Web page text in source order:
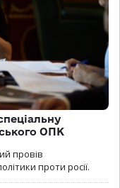
ОПК
провів
проти росії.